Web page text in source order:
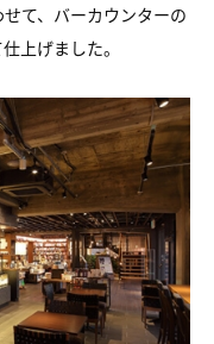
て、バーカウンターの
上げました。